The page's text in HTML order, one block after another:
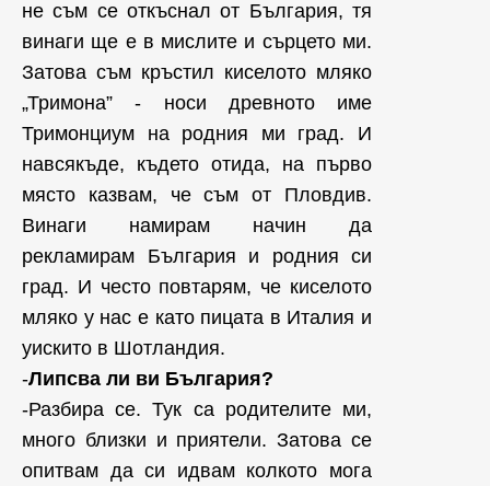
не съм се откъснал от България, тя
винаги ще е в мислите и сърцето ми.
Затова съм кръстил киселото мляко
„Тримона” - носи древното име
Тримонциум на родния ми град. И
навсякъде, където отида, на първо
място казвам, че съм от Пловдив.
Винаги намирам начин да
рекламирам България и родния си
град. И често повтарям, че киселото
мляко у нас е като пицата в Италия и
уискито в Шотландия.
-Липсва ли ви България?
-Разбира се. Тук са родителите ми,
много близки и приятели. Затова се
опитвам да си идвам колкото мога